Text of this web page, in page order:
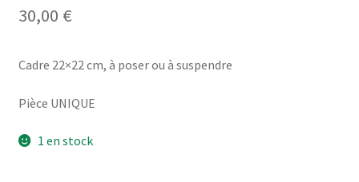
30,00 €
Cadre 22×22 cm, à poser ou à suspendre
Pièce UNIQUE
1 en stock